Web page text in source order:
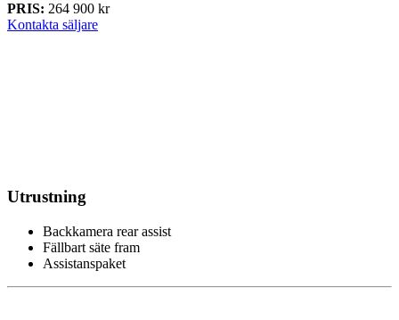
PRIS: 264 900 kr
Kontakta säljare
Utrustning
Backkamera rear assist
Fällbart säte fram
Assistanspaket